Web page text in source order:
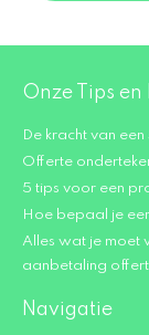
Onze Tips
De kracht van
Offerte
5 tips voor een
Hoe bepaal je
Alles wat je moet
aanbetaling
Navigatie